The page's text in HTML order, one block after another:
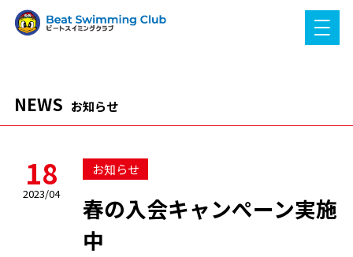
NEWS お知らせ
18
2023/04
お知らせ
春の入会キャンぺーン実施
中